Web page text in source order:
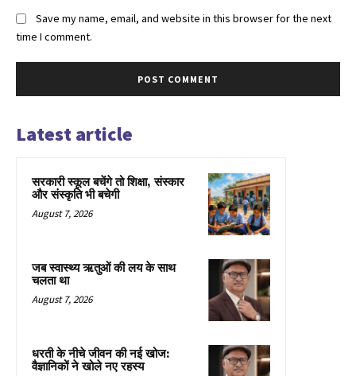
Save my name, email, and website in this browser for the next
time I comment.
Latest article
सरकारी स्कूल बचेंगे तो शिक्षा, संस्कार
और संस्कृति भी बचेगी
August 7, 2026
जब स्वास्थ्य ऋतुओं की लय के साथ
चलता था
August 7, 2026
धरती के नीचे जीवन की नई खोज:
वैज्ञानिकों ने खोले नए रहस्य